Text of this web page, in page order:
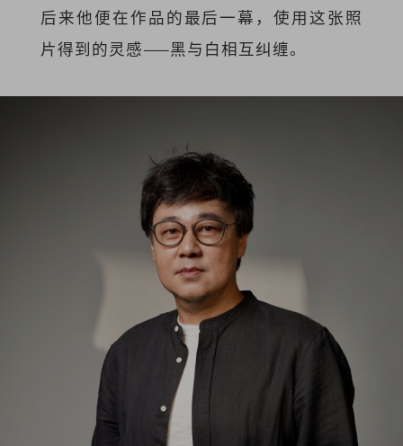
后来他便在作品的最后一幕，使用这张照
片得到的灵感——黑与白相互纠缠。